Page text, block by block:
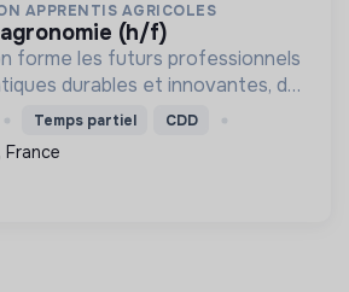
APPRENTIS AGRICOLES
(h/f)
forme les futurs professionnels
durables et innovantes, du
une transition
Temps partiel CDD
France